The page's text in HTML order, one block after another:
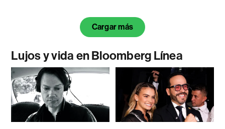
Cargar más
Lujos y vida en Bloomberg Línea